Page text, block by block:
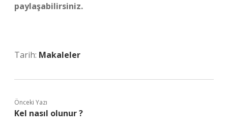
paylaşabilirsiniz.
Tarih: Makaleler
Önceki Yazı
Kel nasıl olunur ?